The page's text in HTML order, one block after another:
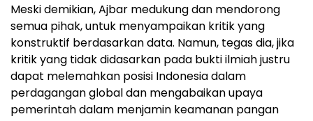
Meski demikian, Ajbar medukung dan mendorong
semua pihak, untuk menyampaikan kritik yang
konstruktif berdasarkan data. Namun, tegas dia, jika
kritik yang tidak didasarkan pada bukti ilmiah justru
dapat melemahkan posisi Indonesia dalam
perdagangan global dan mengabaikan upaya
pemerintah dalam menjamin keamanan pangan